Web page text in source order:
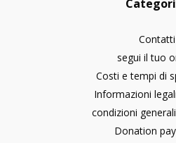
Contatti
segui il tuo
Costi e tempi di
Informazioni
condizioni
Donation